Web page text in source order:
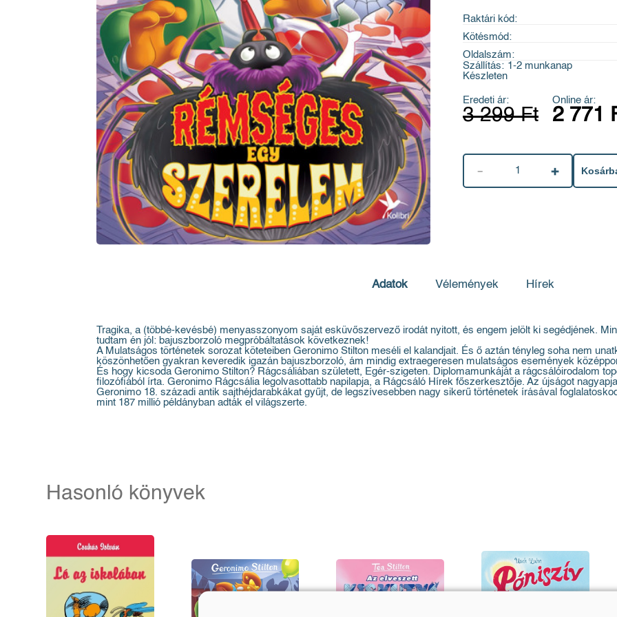
Raktári kód:
Kötésmód:
Oldalszám:
Szállítás: 1-2 munkanap
Készleten
Eredeti ár:
3 299 Ft
Online ár:
2 771
1
Adatok Vélemények Hírek
Tragika, a (többé-kevésbé) menyasszonyom saját esküvőszervező irodát nyitott, és engem jelölt ki segédjének.
tudtam én jól: bajuszborzoló megpróbáltatások következnek!
A Mulatságos történetek sorozat köteteiben Geronimo Stilton meséli el kalandjait. És ő aztán tényleg soha nem
köszönhetően gyakran keveredik igazán bajuszborzoló, ám mindig extraegeresen mulatságos események
És hogy kicsoda Geronimo Stilton? Rágcsáliában született, Egér-szigeten. Diplomamunkáját a rágcsálóirodalom
filozófiából írta. Geronimo Rágcsália legolvasottabb napilapja, a Rágcsáló Hírek főszerkesztője. Az újságot
Geronimo 18. századi antik sajthéjdarabkákat gyűjt, de legszívesebben nagy sikerű történetek írásával
mint 187 millió példányban adták el világszerte.
Hasonló könyvek